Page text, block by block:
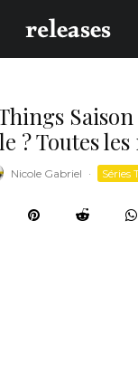
Saison
Toutes les
Nicole Gabriel · Séries